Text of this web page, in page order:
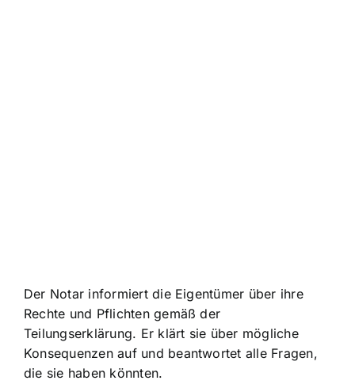
Der Notar informiert die Eigentümer über ihre
Rechte und Pflichten gemäß der
Teilungserklärung. Er klärt sie über mögliche
Konsequenzen auf und beantwortet alle Fragen,
die sie haben könnten.